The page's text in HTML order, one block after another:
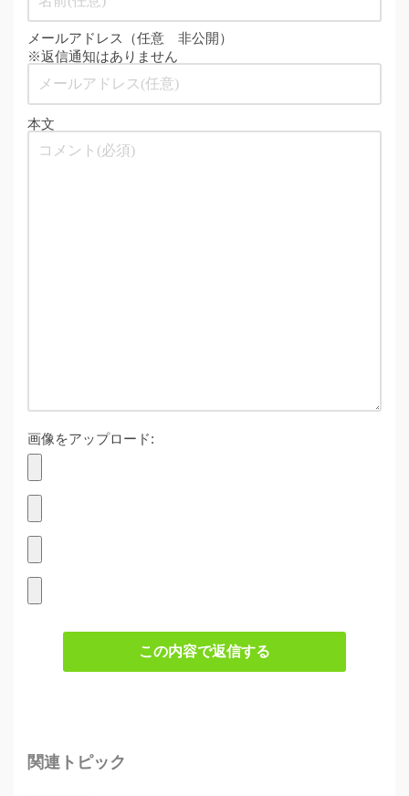
メールアドレス（任意 非公開）
※返信通知はありません
本文
画像をアップロード:
この内容で返信する
関連トピック